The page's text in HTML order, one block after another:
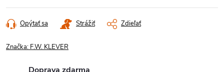
Opýtať sa Strážiť Zdieľať
Značka: F.W. KLEVER